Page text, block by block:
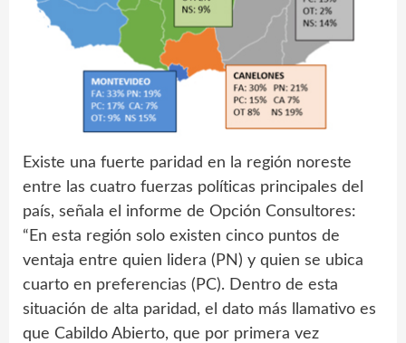
Existe una fuerte paridad en la región noreste
entre las cuatro fuerzas políticas principales del
país, señala el informe de Opción Consultores:
“En esta región solo existen cinco puntos de
ventaja entre quien lidera (PN) y quien se ubica
cuarto en preferencias (PC). Dentro de esta
situación de alta paridad, el dato más llamativo es
que Cabildo Abierto, que por primera vez